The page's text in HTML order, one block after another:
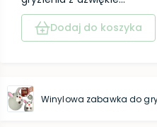
Dodaj do koszyka